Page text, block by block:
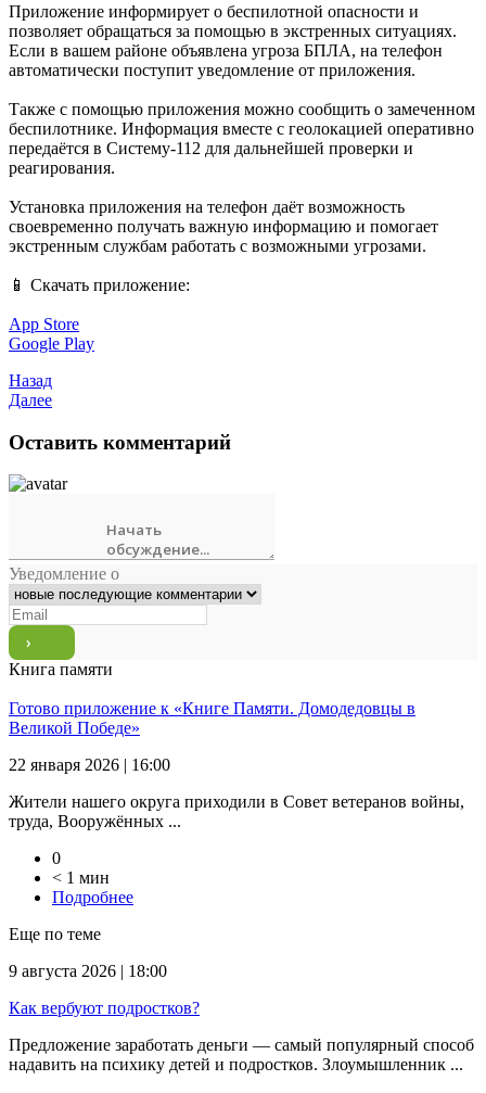
Приложение информирует о беспилотной опасности и
позволяет обращаться за помощью в экстренных ситуациях.
Если в вашем районе объявлена угроза БПЛА, на телефон
автоматически поступит уведомление от приложения.
Также с помощью приложения можно сообщить о замеченном
беспилотнике. Информация вместе с геолокацией оперативно
передаётся в Систему-112 для дальнейшей проверки и
реагирования.
Установка приложения на телефон даёт возможность
своевременно получать важную информацию и помогает
экстренным службам работать с возможными угрозами.
📱 Скачать приложение:
App Store
Google Play
Назад
Далее
Оставить комментарий
Уведомление о
Книга памяти
Готово приложение к «Книге Памяти. Домодедовцы в
Великой Победе»
22 января 2026 | 16:00
Жители нашего округа приходили в Совет ветеранов войны,
труда, Вооружённых ...
0
< 1 мин
Подробнее
Еще по теме
9 августа 2026 | 18:00
Как вербуют подростков?
Предложение заработать деньги — самый популярный способ
надавить на психику детей и подростков. Злоумышленник ...